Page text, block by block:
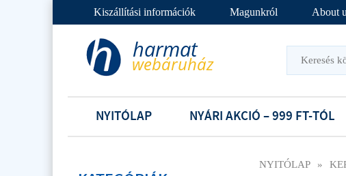
Kiszállítási információk Magunkról About
NYITÓLAP NYÁRI AKCIÓ – 999 FT-TÓL
NYITÓLAP »